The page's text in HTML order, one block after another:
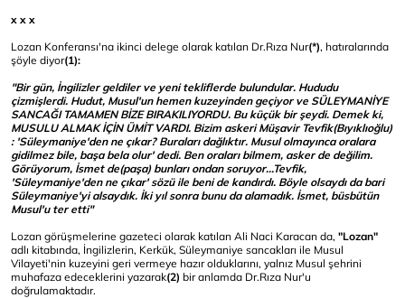
x x x
Lozan Konferansı'na ikinci delege olarak katılan Dr.Rıza Nur(*), hatıralarında
şöyle diyor(1):
"Bir gün, İngilizler geldiler ve yeni tekliflerde bulundular. Hududu
çizmişlerdi. Hudut, Musul'un hemen kuzeyinden geçiyor ve SÜLEYMANİYE
SANCAĞI TAMAMEN BİZE BIRAKILIYORDU. Bu küçük bir şeydi. Demek ki,
MUSULU ALMAK İÇİN ÜMİT VARDI. Bizim askeri Müşavir Tevfik(Bıyıklıoğlu)
: 'Süleymaniye'den ne çıkar? Buraları dağlıktır. Musul olmayınca oralara
gidilmez bile, başa bela olur' dedi. Ben oraları bilmem, asker de değilim.
Görüyorum, İsmet de(paşa) bunları ondan soruyor...Tevfik,
'Süleymaniye'den ne çıkar' sözü ile beni de kandırdı. Böyle olsaydı da bari
Süleymaniye'yi alsaydık. İki yıl sonra bunu da alamadık. İsmet, büsbütün
Musul'u ter etti"
Lozan görüşmelerine gazeteci olarak katılan Ali Naci Karacan da, "Lozan"
adlı kitabında, İngilizlerin, Kerkük, Süleymaniye sancakları ile Musul
Vilayeti'nin kuzeyini geri vermeye hazır olduklarını, yalnız Musul şehrini
muhafaza edeceklerini yazarak(2) bir anlamda Dr.Rıza Nur'u
doğrulamaktadır.